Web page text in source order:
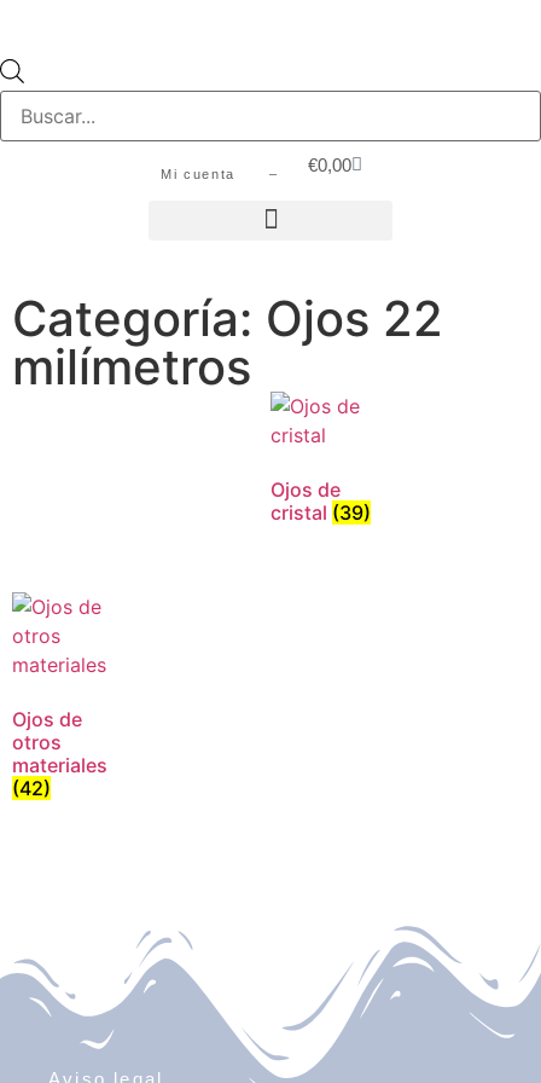
Mi cuenta – €0,00
Categoría: Ojos 22
milímetros
Ojos de
cristal (39)
Ojos de
otros
materiales
(42)
Aviso legal